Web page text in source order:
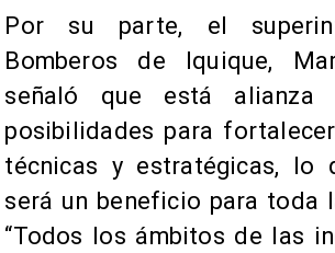
Por su parte, el
Bomberos de Iquique,
señaló que está alianza
posibilidades para
técnicas y estratégicas, lo
será un beneficio para toda
“Todos los ámbitos de las